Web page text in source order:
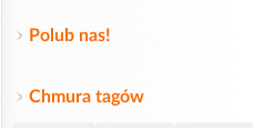
Polub nas!
Chmura tagów